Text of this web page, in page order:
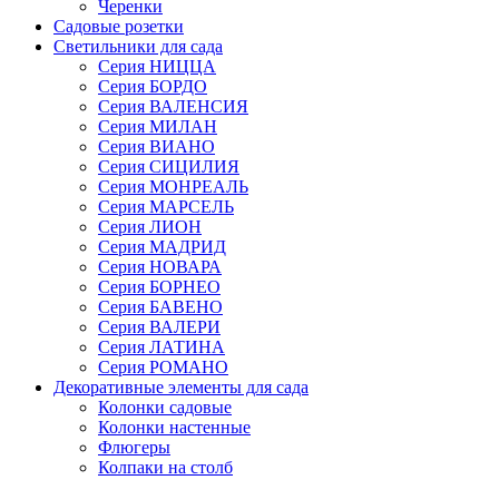
Черенки
Садовые розетки
Светильники для сада
Серия НИЦЦА
Серия БОРДО
Серия ВАЛЕНСИЯ
Серия МИЛАН
Серия ВИАНО
Серия СИЦИЛИЯ
Серия МОНРЕАЛЬ
Серия МАРСЕЛЬ
Серия ЛИОН
Серия МАДРИД
Серия НОВАРА
Серия БОРНЕО
Серия БАВЕНО
Серия ВАЛЕРИ
Серия ЛАТИНА
Серия РОМАНО
Декоративные элементы для сада
Колонки садовые
Колонки настенные
Флюгеры
Колпаки на столб